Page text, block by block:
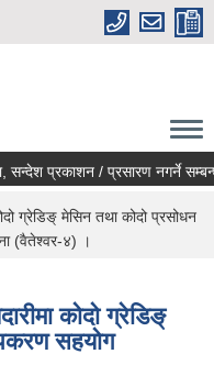
प्रकाशन / प्रसारण नगर्ने सम्बन्धी
ग्रेडिङ् मेसिन तथा कोदो प्रसोधन
(वैतेश्वर-४) ।
कोदो ग्रेडिङ्
सहयोग